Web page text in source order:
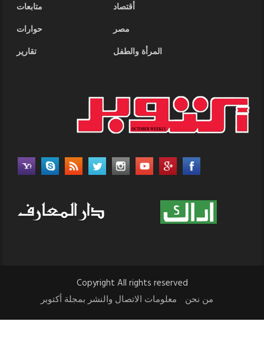
أقتصاد
متابعات
مصر
حوارات
المرأة والطفل
تقارير
Copyright All rights reserved
من نحن
معلومات الاتصال والنشر بمجلة أكتوبر